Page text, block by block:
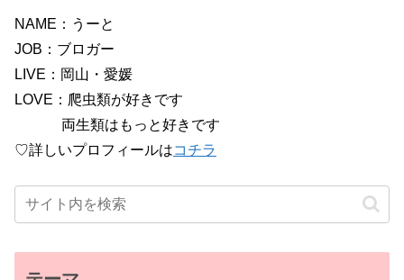
NAME：うーと
JOB：ブロガー
LIVE：岡山・愛媛
LOVE：爬虫類が好きです
両生類はもっと好きです
♡詳しいプロフィールはコチラ